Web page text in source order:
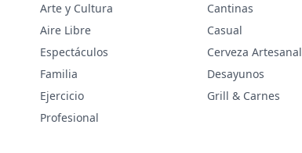
Arte y Cultura
Aire Libre
Espectáculos
Familia
Ejercicio
Profesional
Cantinas
Casual
Cerveza Artesanal
Desayunos
Grill & Carnes